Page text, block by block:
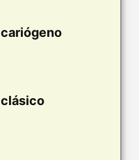
cariógeno
clásico